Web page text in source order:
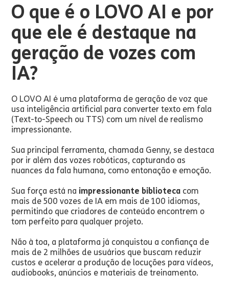
O que é o LOVO AI e por
que ele é destaque na
geração de vozes com
IA?
O LOVO AI é uma plataforma de geração de voz que
usa inteligência artificial para converter texto em fala
(Text-to-Speech ou TTS) com um nível de realismo
impressionante.
Sua principal ferramenta, chamada Genny, se destaca
por ir além das vozes robóticas, capturando as
nuances da fala humana, como entonação e emoção.
Sua força está na impressionante biblioteca com
mais de 500 vozes de IA em mais de 100 idiomas,
permitindo que criadores de conteúdo encontrem o
tom perfeito para qualquer projeto.
Não à toa, a plataforma já conquistou a confiança de
mais de 2 milhões de usuários que buscam reduzir
custos e acelerar a produção de locuções para vídeos,
audiobooks, anúncios e materiais de treinamento.